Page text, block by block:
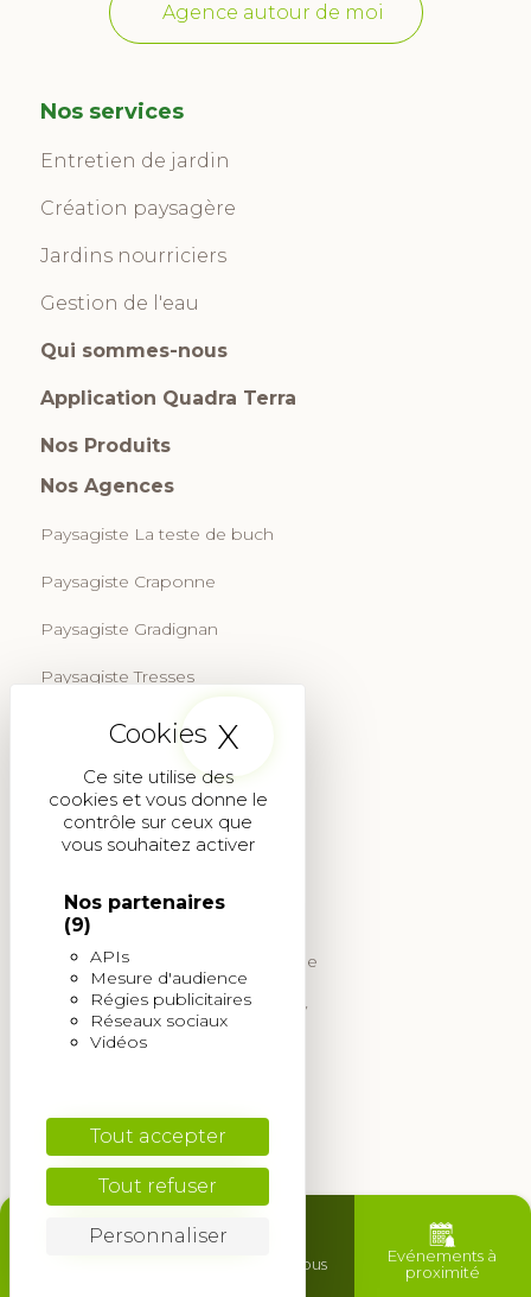
Ce site utilise des
cookies et vous donne le
contrôle sur ceux que
vous souhaitez activer
Nos partenaires
(9)
APIs
Mesure d'audience
Régies publicitaires
Réseaux sociaux
Vidéos
Tout accepter
Tout refuser
Personnaliser
X
Contactez-nous
Evénements à
proximité
Agence autour de moi
Nos services
Entretien de jardin
Création paysagère
Jardins nourriciers
Gestion de l'eau
Qui sommes-nous
Application Quadra Terra
Nos Produits
Nos Agences
Paysagiste La teste de buch
Paysagiste Craponne
Paysagiste Gradignan
Paysagiste Tresses
Paysagiste La Rochelle
Paysagiste Carquefou
Paysagiste Saint Germain Laval
Paysagiste Brest - Landerneau
Paysagiste Montmerle-sur-Saone
Paysagiste Saint André de Corcy
Paysagiste Tournefeuille
Paysagiste Aix-en-Provence
Paysagiste Martignas-sur-Jalle